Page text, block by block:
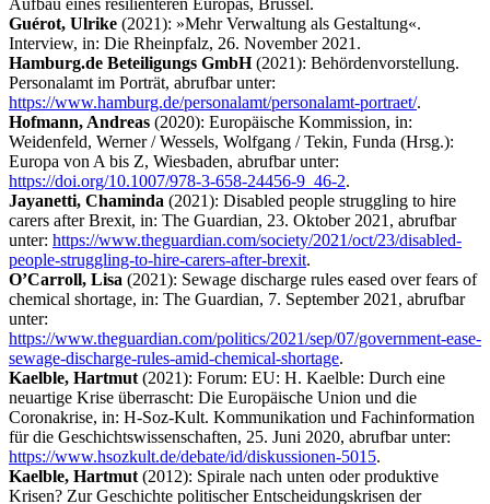
Guérot, Ulrike (2021): »Mehr Verwaltung als Gestaltung«.
Interview, in: Die Rheinpfalz, 26. November 2021.
Hamburg.de Beteiligungs GmbH(2021): Behördenvorstellung.
Personalamt im Porträt, abrufbar unter:
https://www.hamburg.de/personalamt/personalamt-portraet/.
Hofmann, Andreas (2020): Europäische Kommission, in:
Weidenfeld, Werner / Wessels, Wolfgang / Tekin, Funda (Hrsg.):
Europa von A bis Z, Wiesbaden, abrufbar unter:
https://doi.org/10.1007/978-3-658-24456-9_46-2.
Jayanetti, Chaminda (2021): Disabled people struggling to hire
carers after Brexit, in: The Guardian, 23. Oktober 2021, abrufbar
unter: https://www.theguardian.com/society/2021/oct/23/disabled-
people-struggling-to-hire-carers-after-brexit.
O’Carroll, Lisa (2021): Sewage discharge rules eased over fears of
chemical shortage, in: The Guardian, 7. September 2021, abrufbar
unter:
https://www.theguardian.com/politics/2021/sep/07/government-ease-
sewage-discharge-rules-amid-chemical-shortage.
Kaelble, Hartmut (2021): Forum: EU: H. Kaelble: Durch eine
neuartige Krise überrascht: Die Europäische Union und die
Coronakrise, in: H-Soz-Kult. Kommunikation und Fachinformation
für die Geschichtswissenschaften, 25. Juni 2020, abrufbar unter:
https://www.hsozkult.de/debate/id/diskussionen-5015.
Kaelble, Hartmut (2012): Spirale nach unten oder produktive
Krisen? Zur Geschichte politischer Entscheidungskrisen der